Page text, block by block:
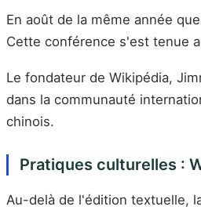
En août de la même année
Cette conférence s'est tenue
Le fondateur de Wikipédia,
dans la communauté
chinois.
Pratiques culturelles :
Au-delà de l'édition textuelle,